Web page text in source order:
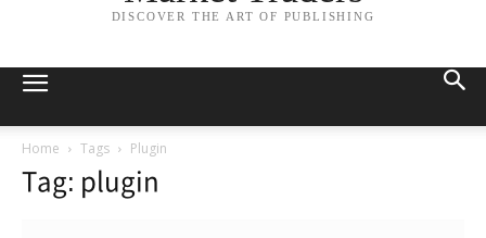
DISCOVER THE ART OF PUBLISHING
Home Tags Plugin
Tag: plugin